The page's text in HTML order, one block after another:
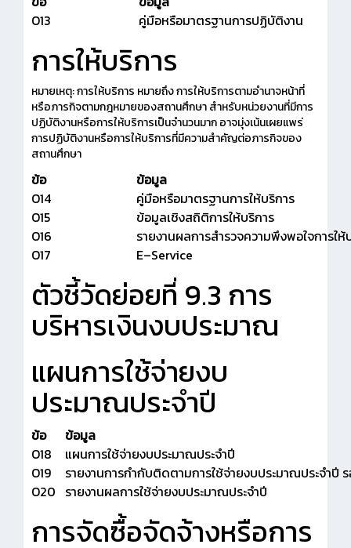
O13
คู่มือหรือมาตรฐานการปฏิบัติงาน
การให้บริการ
หมายเหตุ: การให้บริการ หมายถึง การให้บริการตามอำนาจหน้าที่
หรือภารกิจตามกฎหมายของสถานศึกษา สำหรับหน่วยงานที่มีการ
ปฏิบัติงานหรือการให้บริการเป็นจำนวนมาก อาจมุ่งเน้นเผยแพร่
การปฏิบัติงานหรือการให้บริการที่มีความสำคัญต่อภารกิจของ
สถานศึกษา
ข้อ
ข้อมูล
O14
คู่มือหรือมาตรฐานการให้บริการ
O15
ข้อมูลเชิงสถิติการให้บริการ
O16
รายงานผลการสำรวจความพึงพอใจการให้
O17
E–Service
ตัวชี้วัดย่อยที่ 9.3 การ
บริหารเงินงบประมาณ
แผนการใช้จ่ายงบ
ประมาณประจำปี
ข้อ
ข้อมูล
O18
แผนการใช้จ่ายงบประมาณประจำปี
O19
รายงานการกำกับติดตามการใช้จ่ายงบประมาณประจำปี
O20 รายงานผลการใช้จ่ายงบประมาณประจำปี
การจัดซื้อจัดจ้างหรือการ